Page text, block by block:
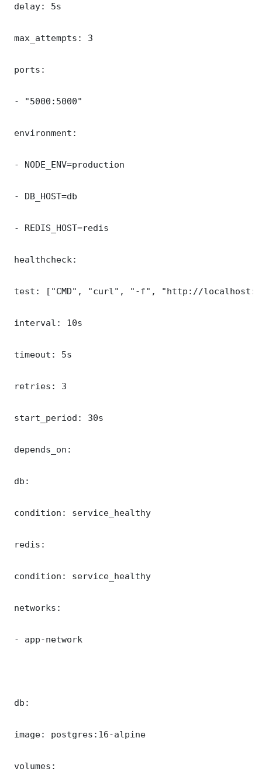
delay: 5s
max_attempts: 3
ports:
- "5000:5000"
environment:
- NODE_ENV=production
- DB_HOST=db
- REDIS_HOST=redis
healthcheck:
test: ["CMD", "curl", "-f", "http://
interval: 10s
timeout: 5s
retries: 3
start_period: 30s
depends_on:
db:
condition: service_healthy
redis:
condition: service_healthy
networks:
- app-network
db:
image: postgres:16-alpine
volumes: